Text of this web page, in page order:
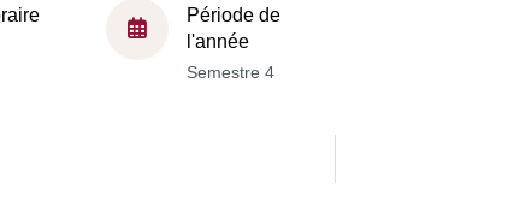
Période de
l'année
Semestre 4